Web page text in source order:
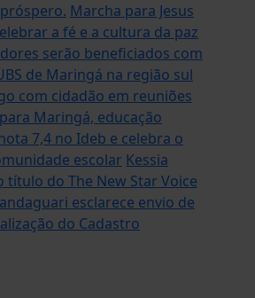
Marcha para Jesus
a fé e a cultura da paz
serão beneficiados com
de Maringá na região sul
com cidadão em reuniões
Maringá, educação
7,4 no Ideb e celebra o
escolar Kessia
título do The New Star Voice
esclarece envio de
do Cadastro